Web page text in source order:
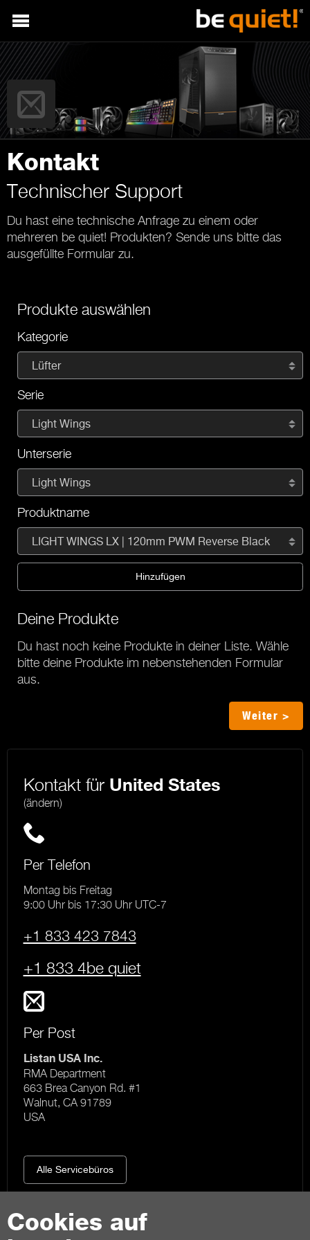
Cookies auf
Kontakt
Technischer Support
Du hast eine technische Anfrage zu einem oder
mehreren be quiet! Produkten? Sende uns bitte das
ausgefüllte Formular zu.
Produkte auswählen
Kategorie
Lüfter
Serie
Light Wings
Unterserie
Light Wings
Produktname
LIGHT WINGS LX | 120mm PWM Reverse Black
Hinzufügen
Deine Produkte
Du hast noch keine Produkte in deiner Liste. Wähle
bitte deine Produkte im nebenstehenden Formular
aus.
Weiter >
Kontakt für United States
(ändern)
Per Telefon
Montag bis Freitag
9:00 Uhr bis 17:30 Uhr UTC-7
+1 833 423 7843
+1 833 4be quiet
Per Post
Listan USA Inc.
RMA Department
663 Brea Canyon Rd. #1
Walnut, CA 91789
USA
Alle Servicebüros